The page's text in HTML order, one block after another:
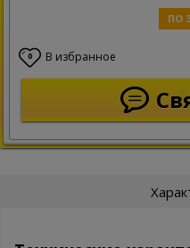
ПО
0 В избранное